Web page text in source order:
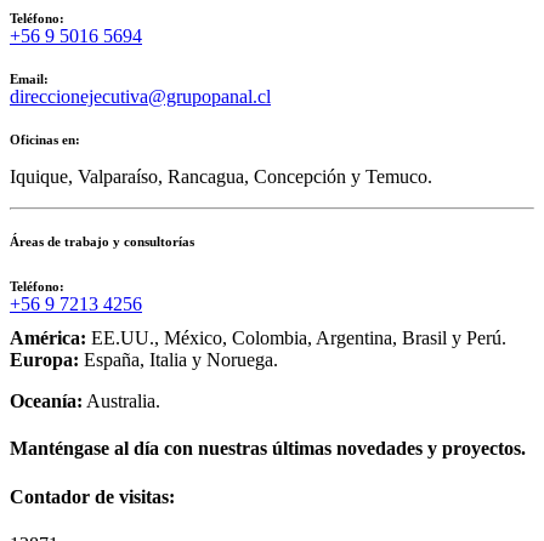
Teléfono:
+56 9 5016 5694
Email:
direccionejecutiva@grupopanal.cl
Oficinas en:
Iquique, Valparaíso, Rancagua, Concepción y Temuco.
Áreas de trabajo y consultorías
Teléfono:
+56 9 7213 4256
América: EE.UU., México, Colombia, Argentina, Brasil y Perú.
Europa: España, Italia y Noruega.
Oceanía: Australia.
Manténgase al día con nuestras últimas novedades y proyectos.
Contador de visitas: